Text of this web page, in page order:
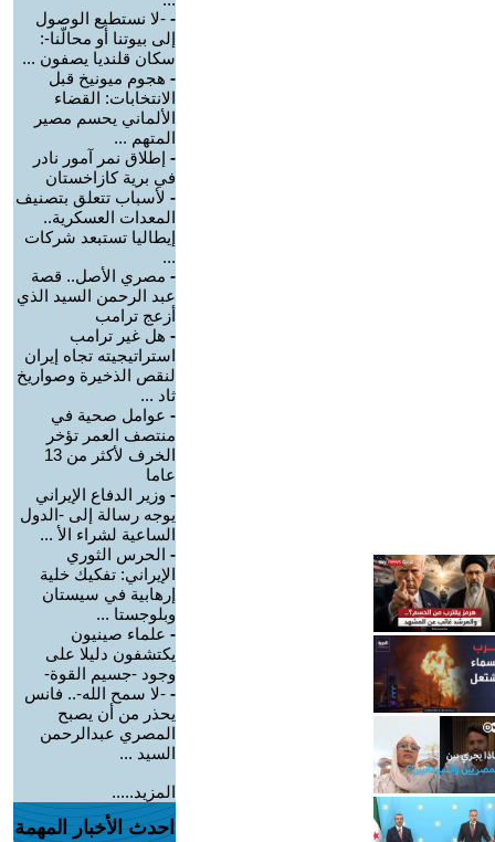
- -لا نستطيع الوصول
إلى بيوتنا أو محالّنا-:
سكان قلنديا يصفون ...
- هجوم ميونيخ قبل
الانتخابات: القضاء
الألماني يحسم مصير
المتهم ...
- إطلاق نمر آمور نادر
في برية كازاخستان
- لأسباب تتعلق بتصنيف
المعدات العسكرية..
إيطاليا تستبعد شركات
...
- مصري الأصل.. قصة
عبد الرحمن السيد الذي
أزعج ترامب
- هل غير ترامب
استراتيجيته تجاه إيران
لنقص الذخيرة وصواريخ
ثاد ...
- عوامل صحية في
منتصف العمر تؤخر
الخرف لأكثر من 13
عاما
- وزير الدفاع الإيراني
يوجه رسالة إلى -الدول
الساعية لشراء الأ ...
- الحرس الثوري
الإيراني: تفكيك خلية
إرهابية في سيستان
وبلوجستا ...
- علماء صينيون
يكتشفون دليلا على
وجود -جسيم القوة-
- -لا سمح الله-.. فانس
يحذر من أن يصبح
المصري عبدالرحمن
السيد ...
المزيد.....
احدث الأخبار المهمة